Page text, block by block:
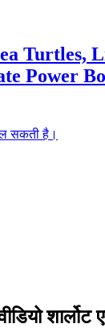
Turtles,
Power
सकती है।
शार्लोट